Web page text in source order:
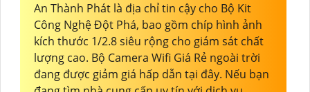
An Thành Phát là địa chỉ tin cậy cho Bộ Kit
Công Nghệ Đột Phá, bao gồm chíp hình ảnh
kích thước 1/2.8 siêu rộng cho giám sát chất
lượng cao. Bộ Camera Wifi Giá Rẻ ngoài trời
đang được giảm giá hấp dẫn tại đây. Nếu bạn